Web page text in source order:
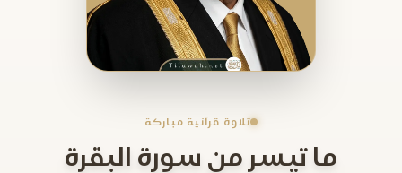
تلاوة قرآنية مباركة
ما تيسر من سورة البقرة